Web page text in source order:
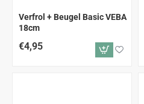
Verfrol + Beugel Basic VEBA
18cm
€4,95